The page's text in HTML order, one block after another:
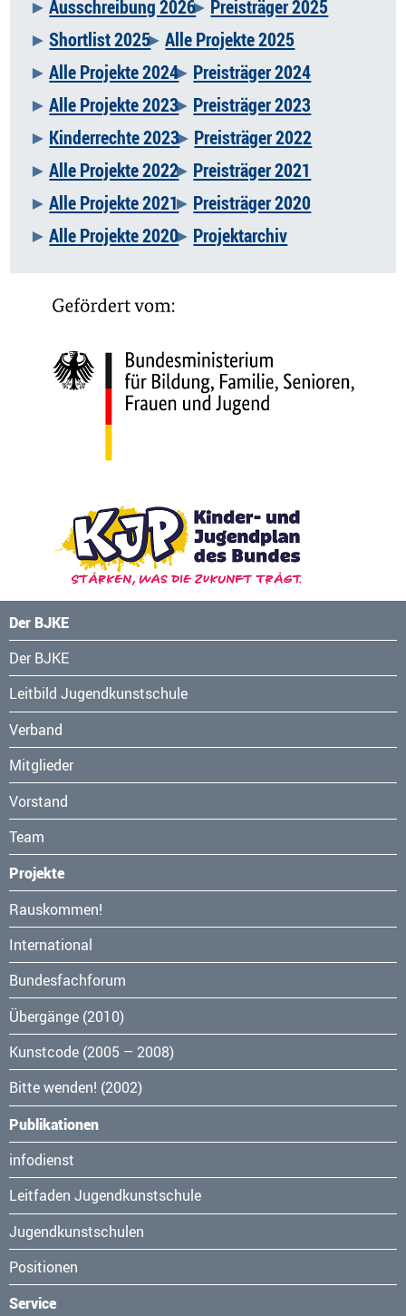
Navigation
überspringen
Ausschreibung 2026
Preisträger 2025
Shortlist 2025 Alle Projekte 2025
Alle Projekte 2024
Preisträger 2024
Alle Projekte 2023
Preisträger 2023
Kinderrechte 2023
Preisträger 2022
Alle Projekte 2022
Preisträger 2021
Alle Projekte 2021
Preisträger 2020
Alle Projekte 2020
Projektarchiv
Der BJKE
Navigation
überspringen
Der BJKE
Leitbild Jugendkunstschule
Verband
Mitglieder
Vorstand
Team
Projekte
Navigation
überspringen
Rauskommen!
International
Bundesfachforum
Übergänge (2010)
Kunstcode (2005 – 2008)
Bitte wenden! (2002)
Publikationen
Navigation
überspringen
infodienst
Leitfaden Jugendkunstschule
Jugendkunstschulen
Positionen
Service